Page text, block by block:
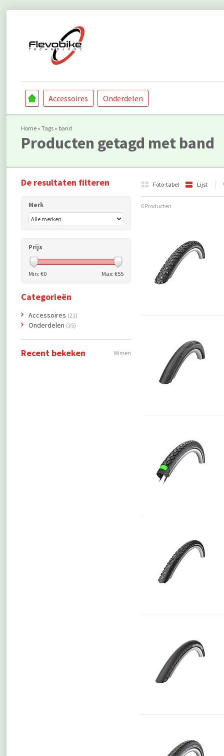
Accessoires Onderdelen
Home » Tags » band
Producten getagd met band
Foto-tabel Lijst
6 Producten
De resultaten filteren
Merk
Prijs
Min: €0 Max: €55
Categorieën
Accessoires (21)
Onderdelen (35)
Recent bekeken Wissen